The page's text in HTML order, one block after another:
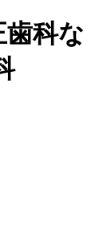
歯科な